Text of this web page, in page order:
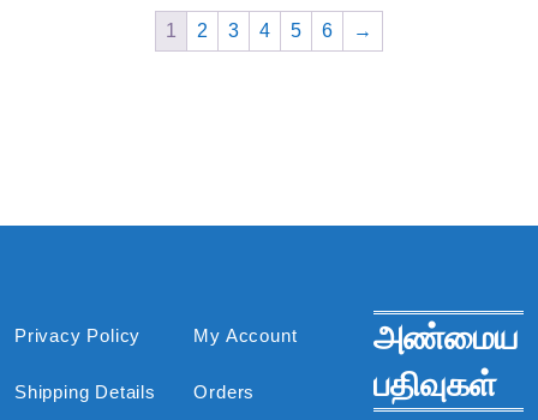
1 2 3 4 5 6 →
Privacy Policy
Shipping Details
My Account
Orders
அண்மைய
பதிவுகள்